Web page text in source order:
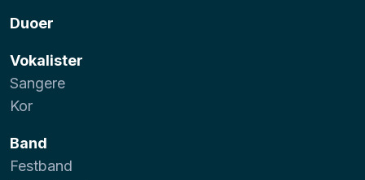
Duoer
Vokalister
Sangere
Kor
Band
Festband